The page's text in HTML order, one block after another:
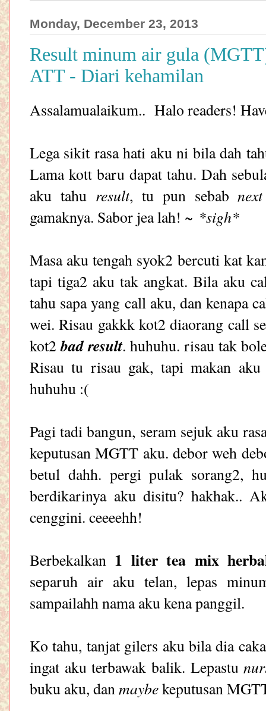
Monday, December 23, 2013
Result minum air gula
ATT - Diari kehamilan
Assalamualaikum.. Halo readers!
Lega sikit rasa hati aku ni bila dah
Lama kott baru dapat tahu. Dah
aku tahu result, tu pun sebab
gamaknya. Sabor jea lah! ~ *sigh*
Masa aku tengah syok2 bercuti kat
tapi tiga2 aku tak angkat. Bila aku
tahu sapa yang call aku, dan kenapa
wei. Risau gakkk kot2 diaorang call
kot2bad result. huhuhu. risau tak
Risau tu risau gak, tapi makan aku
huhuhu :(
Pagi tadi bangun, seram sejuk aku
keputusan MGTT aku. debor weh
betul dahh. pergi pulak sorang2,
berdikarinya aku disitu? hakhak..
cenggini. ceeeehh!
Berbekalkan 1 liter tea mix
separuh air aku telan, lepas
sampailahh nama aku kena panggil.
Ko tahu, tanjat gilers aku bila dia
ingat aku terbawak balik. Lepastu
buku aku, danmaybekeputusan